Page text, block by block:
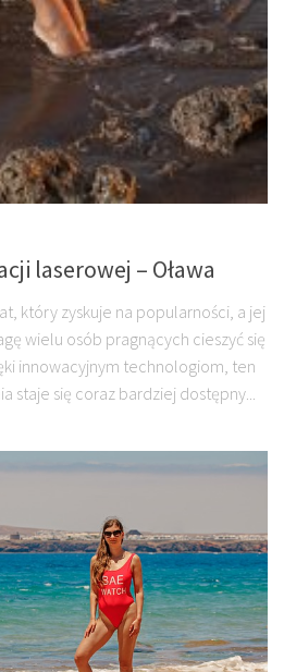
laserowej – Oława
który zyskuje na popularności, a jej
wielu osób pragnących cieszyć się
innowacyjnym technologiom, ten
staje się coraz bardziej dostępny...